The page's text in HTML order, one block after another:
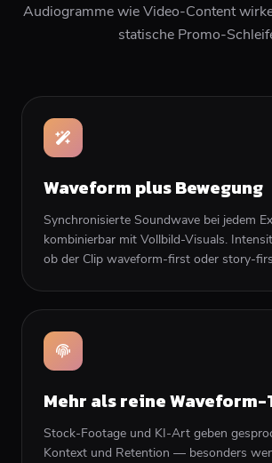
Audiogramme wie Video-Content
statische Promo-
Waveform plus Bewegung
Synchronisierte Soundwave bei jedem
kombinierbar mit Vollbild-Visuals.
ob der Clip waveform-first oder story-
Mehr als reine
Stock-Footage und KI-Art geben
Kontext und Retention — besonders